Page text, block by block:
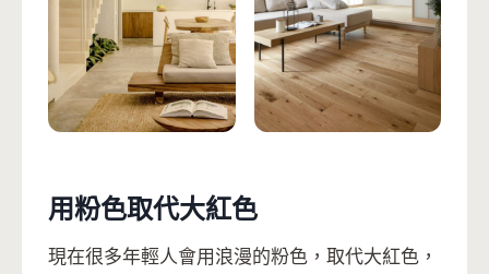
用粉色取代大紅色
現在很多年輕人會用浪漫的粉色，取代大紅色，